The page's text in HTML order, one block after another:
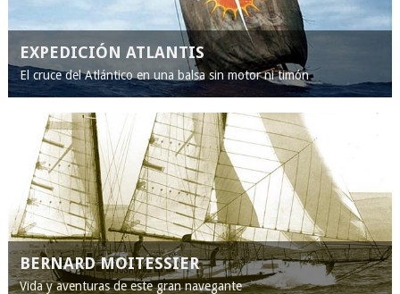
EXPEDICIÓN ATLANTIS
El cruce del Atlántico en una balsa sin motor ni timón
BERNARD MOITESSIER
Vida y aventuras de este gran navegante